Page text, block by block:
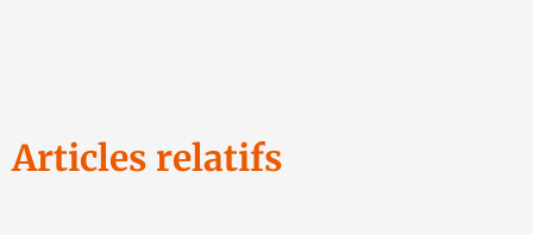
Articles relatifs